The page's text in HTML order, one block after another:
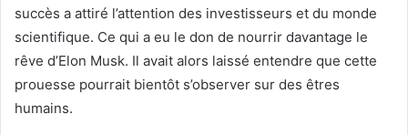
succès a attiré l’attention des investisseurs et du monde
scientifique. Ce qui a eu le don de nourrir davantage le
rêve d’Elon Musk. Il avait alors laissé entendre que cette
prouesse pourrait bientôt s’observer sur des êtres
humains.